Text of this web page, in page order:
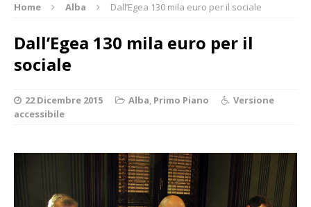
Home Alba Dall’Egea 130 mila euro per il sociale
Dall’Egea 130 mila euro per il
sociale
22 Dicembre 2015 Alba, Primo Piano
Versione
accessibile